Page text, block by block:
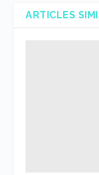
ARTICLES